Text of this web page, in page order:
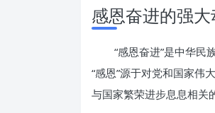
感恩奋进的强
“感恩奋进”是中华民
“感恩”源于对党和国家伟
与国家繁荣进步息息相关